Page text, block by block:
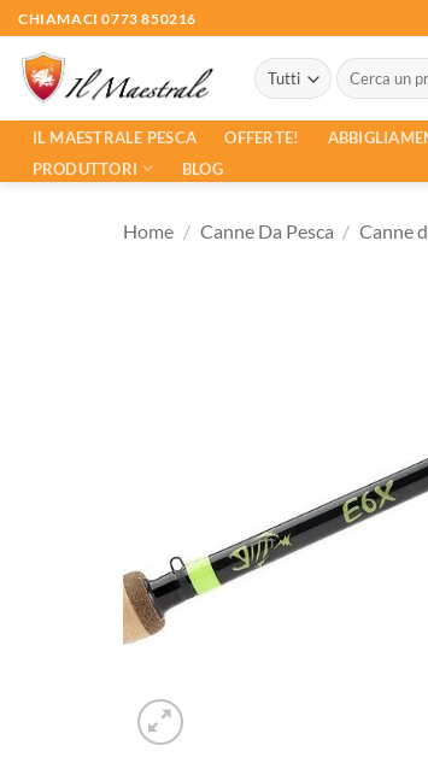
Salta
ai
contenuti
CHIAMACI 0773 850216
Cerca:
IL MAESTRALE PESCA OFFERTE!
PRODUTTORI
BLOG
Home / Canne Da Pesca / Canne